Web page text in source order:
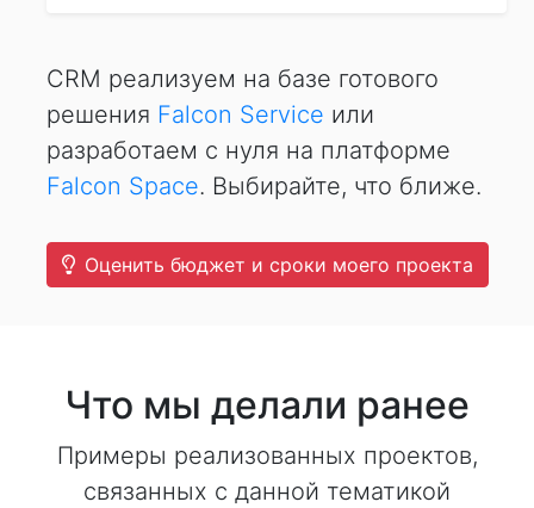
CRM реализуем на базе готового
решения Falcon Service или
разработаем с нуля на платформе
Falcon Space. Выбирайте, что ближе.
Оценить бюджет и сроки моего проекта
Что мы делали ранее
Примеры реализованных проектов,
связанных с данной тематикой